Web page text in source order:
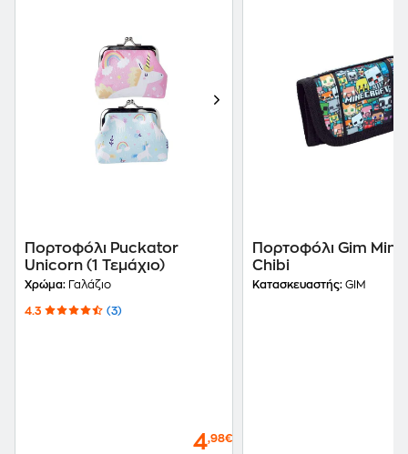
Πορτοφόλι Puckator
Unicorn (1 Τεμάχιο)
Χρώμα: Γαλάζιο
4.3 (3)
4,98€
Πορτοφόλι Gim
Chibi
Κατασκευαστής: GIM